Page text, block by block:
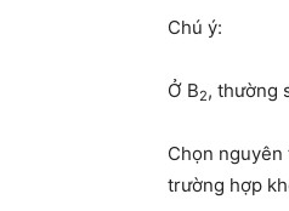
Chú ý:
Ở B2, thường
Chọn nguyên
trường hợp